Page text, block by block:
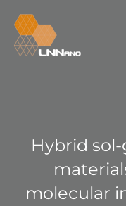
Hybrid
molecular